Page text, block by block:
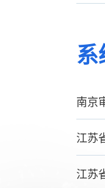
南京
江苏
江苏